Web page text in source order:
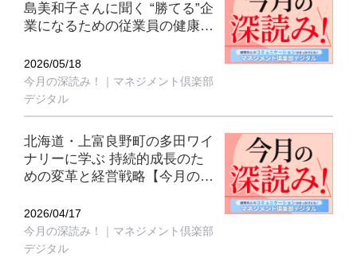
島美和子さんに聞く “勝てる”企
業になるための従業員の健康を
み！｜マネジメント倶楽部デジ
タル5月号】
2026/05/18
今月の深読み！｜マネジメント倶楽部
デジタル
北海道・上富良野町の多田ワイ
ナリーに学ぶ 持続的成長のた
めの変革と経営戦略【今月の深
ジタル4月号】
2026/04/17
今月の深読み！｜マネジメント倶楽部
デジタル